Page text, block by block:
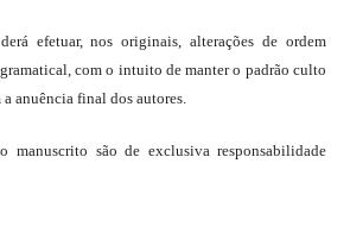
efetuar, nos originais, alterações de ordem
com o intuito de manter o padrão culto
anuência final dos autores.
manuscrito são de exclusiva responsabilidade